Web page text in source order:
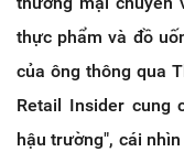
thực phẩm và đồ
của ông thông qua
Retail Insider cung
hậu trường", cái